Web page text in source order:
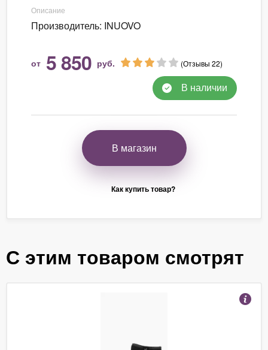
Описание
Производитель: INUOVO
от 5 850 руб. (Отзывы 22)
В наличии
В магазин
Как купить товар?
С этим товаром смотрят